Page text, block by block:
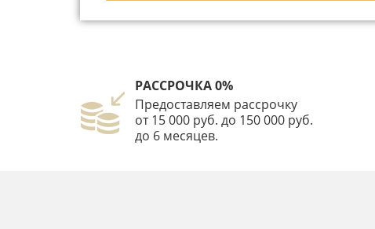
РАССРОЧКА 0%
Предоставляем рассрочку
от 15 000 руб. до 150 000 руб.
до 6 месяцев.